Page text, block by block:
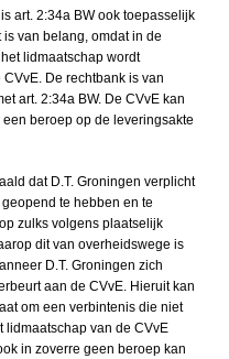
art. 2:34a BW ook toepasselijk
van belang, omdat in de
lidmaatschap wordt
De rechtbank is van
art. 2:34a BW. De CVvE kan
beroep op de leveringsakte
dat D.T. Groningen verplicht
te hebben en te
zulks volgens plaatselijk
dit van overheidswege is
D.T. Groningen zich
aan de CVvE. Hieruit kan
om een verbintenis die niet
lidmaatschap van de CVvE
in zoverre geen beroep kan